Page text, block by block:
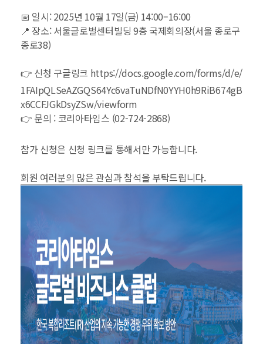
📅 일시: 2025년 10월 17일(금) 14:00–16:00
📍 장소: 서울글로벌센터빌딩 9층 국제회의장(서울 종로구
종로38)
👉 신청 구글링크 https://docs.google.com/forms/d/e/
1FAIpQLSeAZGQS64Yc6vaTuNDfN0YYH0h9RiB674gB
x6CCFJGkDsyZSw/viewform
👉 문의 : 코리아타임스 (02-724-2868)
참가 신청은 신청 링크를 통해서만 가능합니다.
회원 여러분의 많은 관심과 참석을 부탁드립니다.